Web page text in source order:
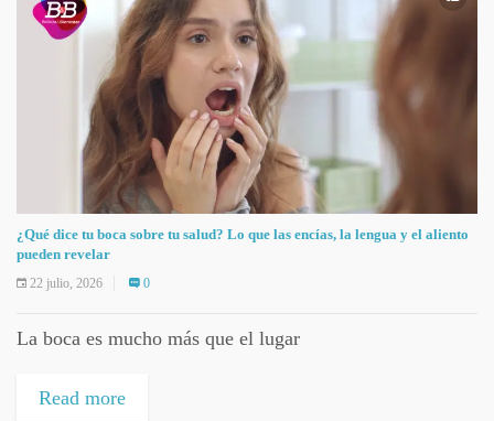
¿Qué dice tu boca sobre tu salud? Lo que las encías, la lengua y el aliento
pueden revelar
22 julio, 2026 0
La boca es mucho más que el lugar
Read more